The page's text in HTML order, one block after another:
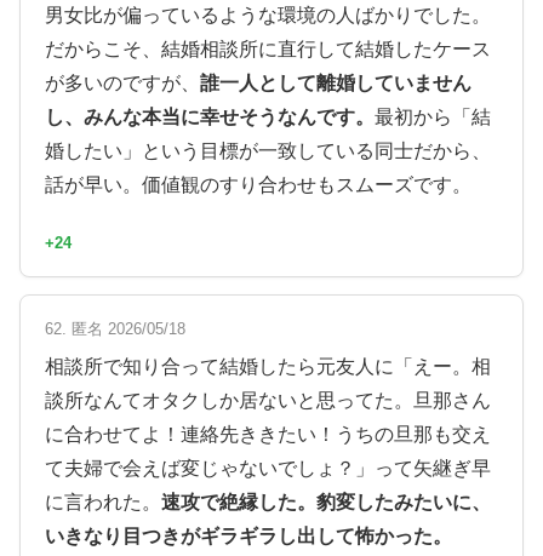
男女比が偏っているような環境の人ばかりでした。
だからこそ、結婚相談所に直行して結婚したケース
が多いのですが、 誰一人として離婚していません
し、みんな本当に幸せそうなんです。 最初から「結
婚したい」という目標が一致している同士だから、
話が早い。価値観のすり合わせもスムーズです。
+24
62. 匿名 2026/05/18
相談所で知り合って結婚したら元友人に「えー。相
談所なんてオタクしか居ないと思ってた。旦那さん
に合わせてよ！連絡先ききたい！うちの旦那も交え
て夫婦で会えば変じゃないでしょ？」って矢継ぎ早
に言われた。 速攻で絶縁した。豹変したみたいに、
いきなり目つきがギラギラし出して怖かった。